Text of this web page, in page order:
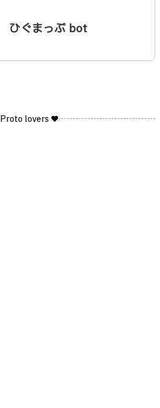
ひぐまっぷ bot
Proto lovers ♥